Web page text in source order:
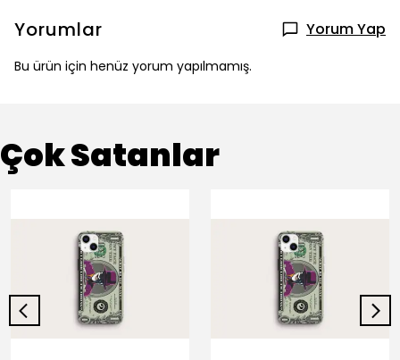
Yorumlar Yorum Yap
Bu ürün için henüz yorum yapılmamış.
Çok Satanlar